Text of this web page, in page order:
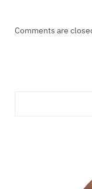
Comments are